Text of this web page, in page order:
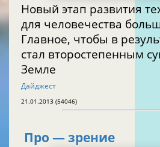
Новый этап развития
для человечества
Главное, чтобы в
стал второстепенным
Земле
Дайджест
21.01.2013 (54046)
Про — зрение